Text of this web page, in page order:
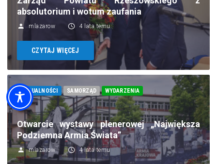
absolutorium i wotum zaufania
mlazarow 4 lata temu
CZYTAJ WIĘCEJ
AKTUALNOŚCI SAMORZĄD WYDARZENIA
Otwarcie wystawy plenerowej „Największa
Podziemna Armia Świata”
mlazarow 4 lata temu